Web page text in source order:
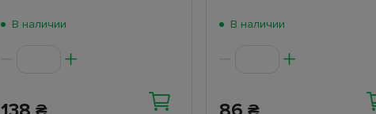
В наличии В наличии